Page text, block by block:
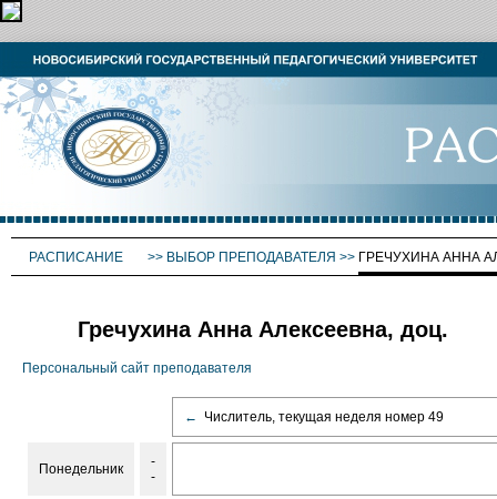
РАСПИСАНИЕ >> ВЫБОР ПРЕПОДАВАТЕЛЯ >> ГРЕЧУХИНА АННА
Гречухина Анна Алексеевна, доц.
Персональный сайт преподавателя
← Числитель, текущая неделя номер 49
Понедельник
-
-